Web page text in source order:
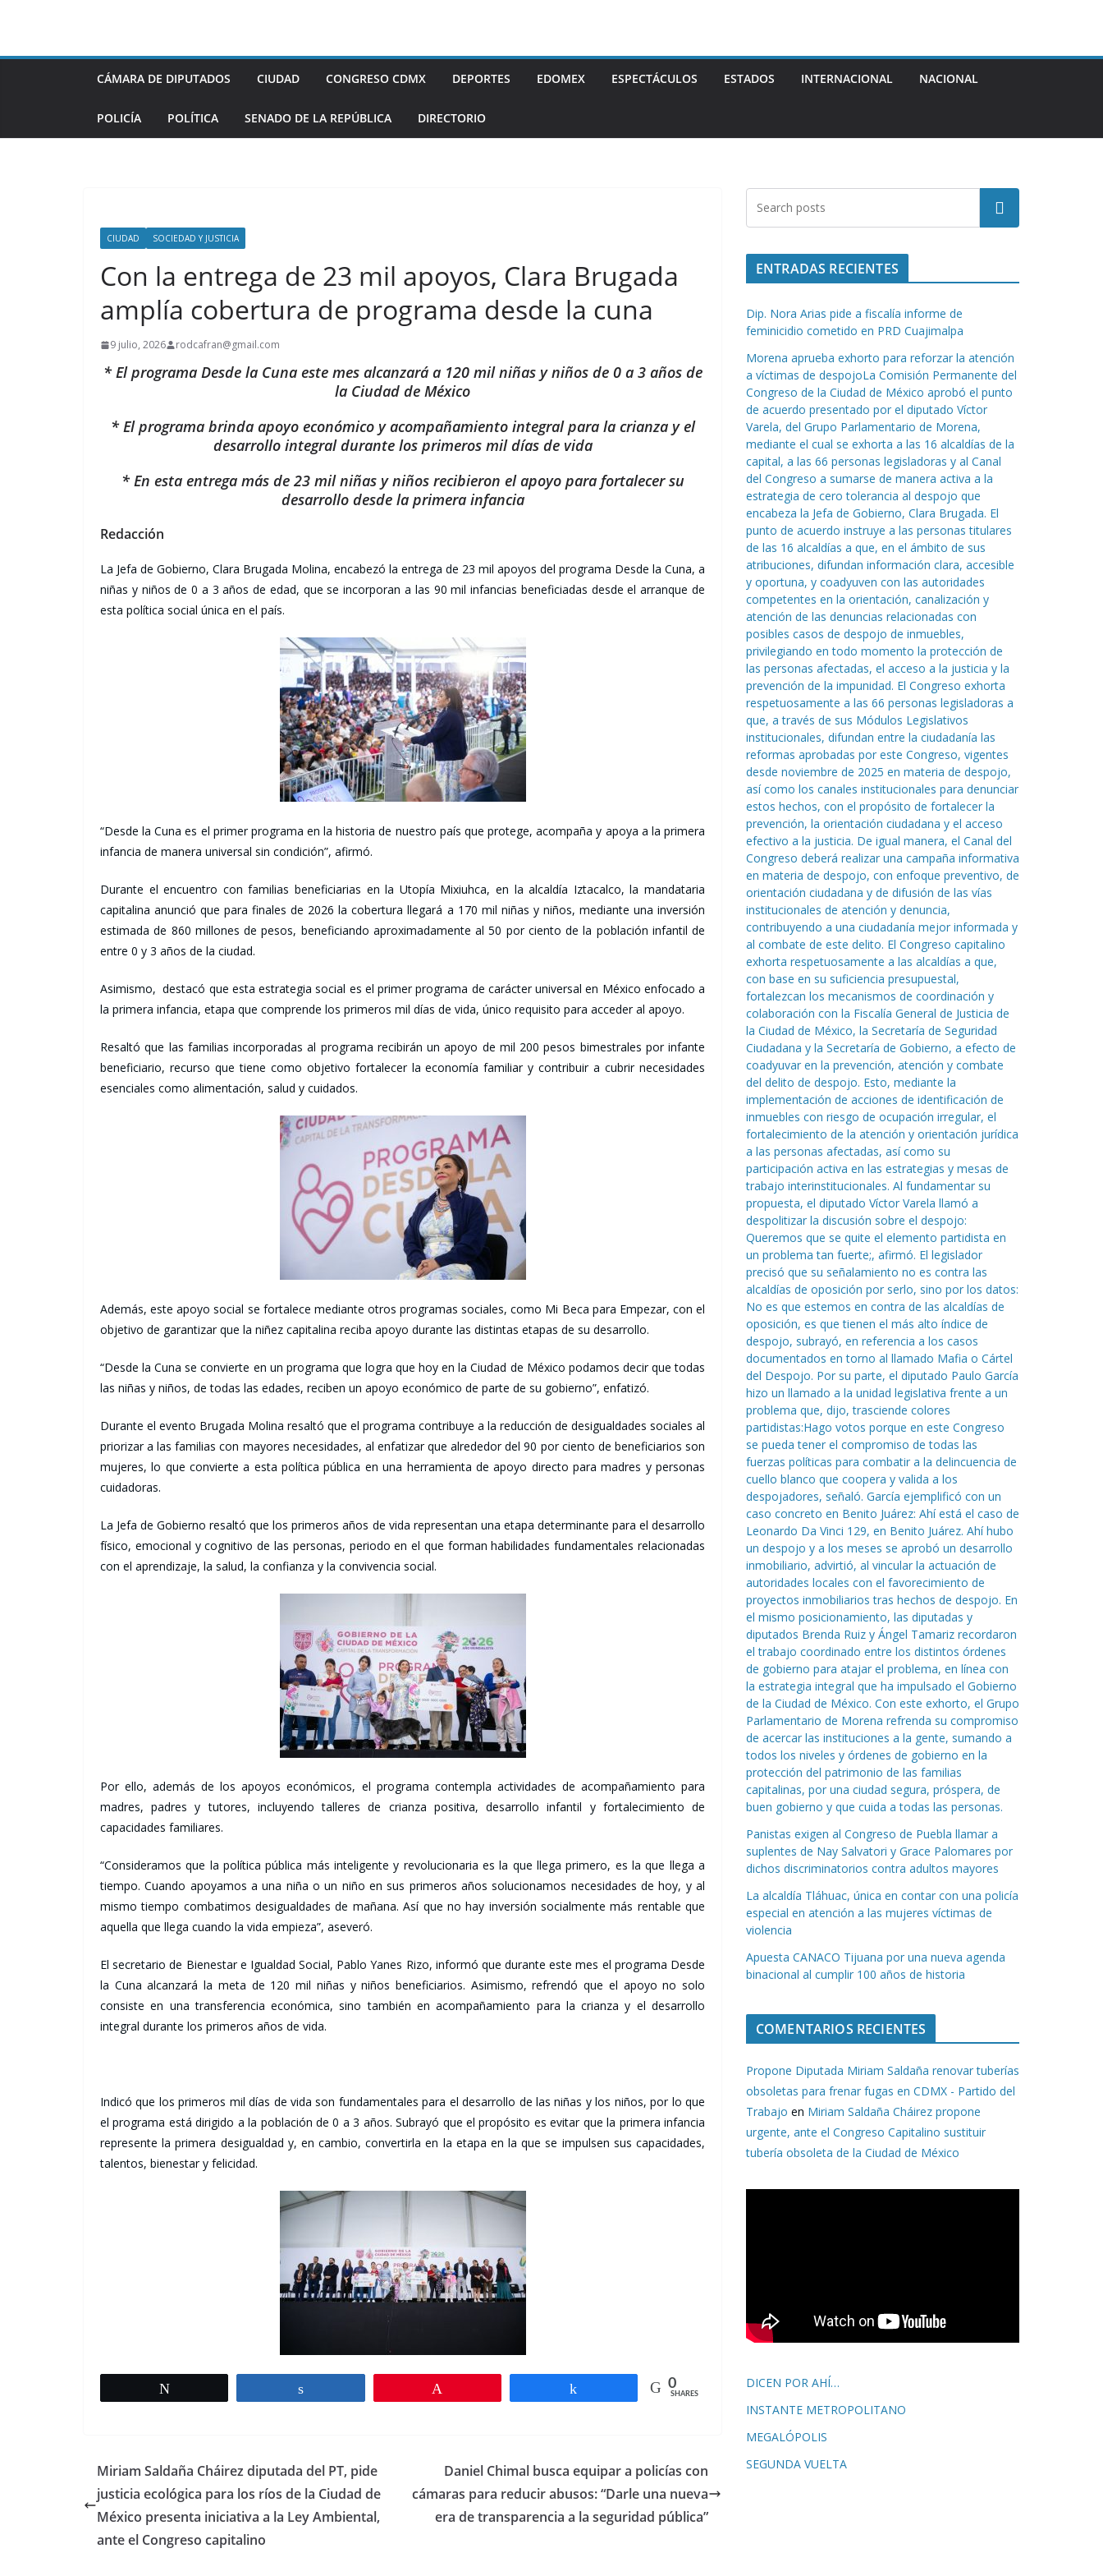
contenido
CÁMARA DE DIPUTADOS CIUDAD CONGRESO CDMX DEPORTES EDOMEX ESPECTÁCULOS ESTADOS INTERNACIONAL NACIONAL
POLICÍA POLÍTICA SENADO DE LA REPÚBLICA DIRECTORIO
CIUDAD SOCIEDAD Y JUSTICIA
Con la entrega de 23 mil apoyos, Clara Brugada
amplía cobertura de programa desde la cuna
9 julio, 2026 rodcafran@gmail.com
* El programa Desde la Cuna este mes alcanzará a 120 mil niñas y niños de 0 a 3 años de
la Ciudad de México
* El programa brinda apoyo económico y acompañamiento integral para la crianza y el
desarrollo integral durante los primeros mil días de vida
* En esta entrega más de 23 mil niñas y niños recibieron el apoyo para fortalecer su
desarrollo desde la primera infancia
Redacción
La Jefa de Gobierno, Clara Brugada Molina, encabezó la entrega de 23 mil apoyos del programa Desde la Cuna, a
niñas y niños de 0 a 3 años de edad, que se incorporan a las 90 mil infancias beneficiadas desde el arranque de
esta política social única en el país.
“Desde la Cuna es el primer programa en la historia de nuestro país que protege, acompaña y apoya a la primera
infancia de manera universal sin condición”, afirmó.
Durante el encuentro con familias beneficiarias en la Utopía Mixiuhca, en la alcaldía Iztacalco, la mandataria
capitalina anunció que para finales de 2026 la cobertura llegará a 170 mil niñas y niños, mediante una inversión
estimada de 860 millones de pesos, beneficiando aproximadamente al 50 por ciento de la población infantil de
entre 0 y 3 años de la ciudad.
Asimismo, destacó que esta estrategia social es el primer programa de carácter universal en México enfocado a
la primera infancia, etapa que comprende los primeros mil días de vida, único requisito para acceder al apoyo.
Resaltó que las familias incorporadas al programa recibirán un apoyo de mil 200 pesos bimestrales por infante
beneficiario, recurso que tiene como objetivo fortalecer la economía familiar y contribuir a cubrir necesidades
esenciales como alimentación, salud y cuidados.
Además, este apoyo social se fortalece mediante otros programas sociales, como Mi Beca para Empezar, con el
objetivo de garantizar que la niñez capitalina reciba apoyo durante las distintas etapas de su desarrollo.
“Desde la Cuna se convierte en un programa que logra que hoy en la Ciudad de México podamos decir que todas
las niñas y niños, de todas las edades, reciben un apoyo económico de parte de su gobierno”, enfatizó.
Durante el evento Brugada Molina resaltó que el programa contribuye a la reducción de desigualdades sociales al
priorizar a las familias con mayores necesidades, al enfatizar que alrededor del 90 por ciento de beneficiarios son
mujeres, lo que convierte a esta política pública en una herramienta de apoyo directo para madres y personas
cuidadoras.
La Jefa de Gobierno resaltó que los primeros años de vida representan una etapa determinante para el desarrollo
físico, emocional y cognitivo de las personas, periodo en el que forman habilidades fundamentales relacionadas
con el aprendizaje, la salud, la confianza y la convivencia social.
Por ello, además de los apoyos económicos, el programa contempla actividades de acompañamiento para
madres, padres y tutores, incluyendo talleres de crianza positiva, desarrollo infantil y fortalecimiento de
capacidades familiares.
“Consideramos que la política pública más inteligente y revolucionaria es la que llega primero, es la que llega a
tiempo. Cuando apoyamos a una niña o un niño en sus primeros años solucionamos necesidades de hoy, y al
mismo tiempo combatimos desigualdades de mañana. Así que no hay inversión socialmente más rentable que
aquella que llega cuando la vida empieza”, aseveró.
El secretario de Bienestar e Igualdad Social, Pablo Yanes Rizo, informó que durante este mes el programa Desde
la Cuna alcanzará la meta de 120 mil niñas y niños beneficiarios. Asimismo, refrendó que el apoyo no solo
consiste en una transferencia económica, sino también en acompañamiento para la crianza y el desarrollo
integral durante los primeros años de vida.
Indicó que los primeros mil días de vida son fundamentales para el desarrollo de las niñas y los niños, por lo que
el programa está dirigido a la población de 0 a 3 años. Subrayó que el propósito es evitar que la primera infancia
represente la primera desigualdad y, en cambio, convertirla en la etapa en la que se impulsen sus capacidades,
talentos, bienestar y felicidad.
0
SHARES
Miriam Saldaña Cháirez diputada del PT, pide
justicia ecológica para los ríos de la Ciudad de
México presenta iniciativa a la Ley Ambiental,
ante el Congreso capitalino
Daniel Chimal busca equipar a policías con
cámaras para reducir abusos: “Darle una nueva
era de transparencia a la seguridad pública”
Buscar
ENTRADAS RECIENTES
Dip. Nora Arias pide a fiscalía informe de
feminicidio cometido en PRD Cuajimalpa
Morena aprueba exhorto para reforzar la atención
a víctimas de despojoLa Comisión Permanente del
Congreso de la Ciudad de México aprobó el punto
de acuerdo presentado por el diputado Víctor
Varela, del Grupo Parlamentario de Morena,
mediante el cual se exhorta a las 16 alcaldías de la
capital, a las 66 personas legisladoras y al Canal
del Congreso a sumarse de manera activa a la
estrategia de cero tolerancia al despojo que
encabeza la Jefa de Gobierno, Clara Brugada. El
punto de acuerdo instruye a las personas titulares
de las 16 alcaldías a que, en el ámbito de sus
atribuciones, difundan información clara, accesible
y oportuna, y coadyuven con las autoridades
competentes en la orientación, canalización y
atención de las denuncias relacionadas con
posibles casos de despojo de inmuebles,
privilegiando en todo momento la protección de
las personas afectadas, el acceso a la justicia y la
prevención de la impunidad. El Congreso exhorta
respetuosamente a las 66 personas legisladoras a
que, a través de sus Módulos Legislativos
institucionales, difundan entre la ciudadanía las
reformas aprobadas por este Congreso, vigentes
desde noviembre de 2025 en materia de despojo,
así como los canales institucionales para denunciar
estos hechos, con el propósito de fortalecer la
prevención, la orientación ciudadana y el acceso
efectivo a la justicia. De igual manera, el Canal del
Congreso deberá realizar una campaña informativa
en materia de despojo, con enfoque preventivo, de
orientación ciudadana y de difusión de las vías
institucionales de atención y denuncia,
contribuyendo a una ciudadanía mejor informada y
al combate de este delito. El Congreso capitalino
exhorta respetuosamente a las alcaldías a que,
con base en su suficiencia presupuestal,
fortalezcan los mecanismos de coordinación y
colaboración con la Fiscalía General de Justicia de
la Ciudad de México, la Secretaría de Seguridad
Ciudadana y la Secretaría de Gobierno, a efecto de
coadyuvar en la prevención, atención y combate
del delito de despojo. Esto, mediante la
implementación de acciones de identificación de
inmuebles con riesgo de ocupación irregular, el
fortalecimiento de la atención y orientación jurídica
a las personas afectadas, así como su
participación activa en las estrategias y mesas de
trabajo interinstitucionales. Al fundamentar su
propuesta, el diputado Víctor Varela llamó a
despolitizar la discusión sobre el despojo:
Queremos que se quite el elemento partidista en
un problema tan fuerte;, afirmó. El legislador
precisó que su señalamiento no es contra las
alcaldías de oposición por serlo, sino por los datos:
No es que estemos en contra de las alcaldías de
oposición, es que tienen el más alto índice de
despojo, subrayó, en referencia a los casos
documentados en torno al llamado Mafia o Cártel
del Despojo. Por su parte, el diputado Paulo García
hizo un llamado a la unidad legislativa frente a un
problema que, dijo, trasciende colores
partidistas:Hago votos porque en este Congreso
se pueda tener el compromiso de todas las
fuerzas políticas para combatir a la delincuencia de
cuello blanco que coopera y valida a los
despojadores, señaló. García ejemplificó con un
caso concreto en Benito Juárez: Ahí está el caso de
Leonardo Da Vinci 129, en Benito Juárez. Ahí hubo
un despojo y a los meses se aprobó un desarrollo
inmobiliario, advirtió, al vincular la actuación de
autoridades locales con el favorecimiento de
proyectos inmobiliarios tras hechos de despojo. En
el mismo posicionamiento, las diputadas y
diputados Brenda Ruiz y Ángel Tamariz recordaron
el trabajo coordinado entre los distintos órdenes
de gobierno para atajar el problema, en línea con
la estrategia integral que ha impulsado el Gobierno
de la Ciudad de México. Con este exhorto, el Grupo
Parlamentario de Morena refrenda su compromiso
de acercar las instituciones a la gente, sumando a
todos los niveles y órdenes de gobierno en la
protección del patrimonio de las familias
capitalinas, por una ciudad segura, próspera, de
buen gobierno y que cuida a todas las personas.
Panistas exigen al Congreso de Puebla llamar a
suplentes de Nay Salvatori y Grace Palomares por
dichos discriminatorios contra adultos mayores
La alcaldía Tláhuac, única en contar con una policía
especial en atención a las mujeres víctimas de
violencia
Apuesta CANACO Tijuana por una nueva agenda
binacional al cumplir 100 años de historia
COMENTARIOS RECIENTES
Propone Diputada Miriam Saldaña renovar tuberías
obsoletas para frenar fugas en CDMX - Partido del
Trabajo en Miriam Saldaña Cháirez propone
urgente, ante el Congreso Capitalino sustituir
tubería obsoleta de la Ciudad de México
DICEN POR AHÍ…
INSTANTE METROPOLITANO
MEGALÓPOLIS
SEGUNDA VUELTA